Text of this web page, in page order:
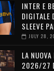
INTER E
DIGITALE
SLEEVE
JULY 28,
LA
2026/27